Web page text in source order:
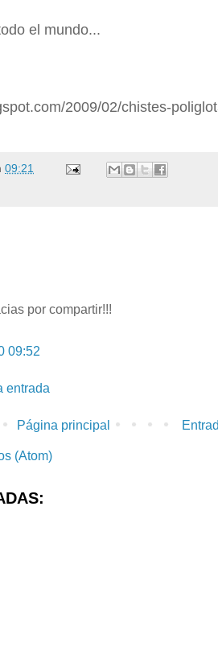
el mundo...
2009/02/chistes-
09:21
por compartir!!!
09:52
entrada
Página principal
(Atom)